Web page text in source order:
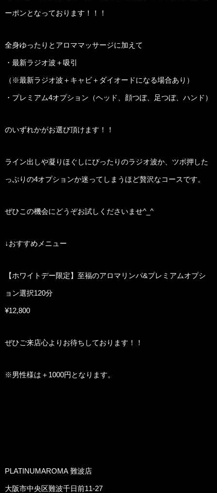
ーポンとなっております！！！
全身ゆったりとアロママッサージに加えて
・最新ラジオ波＋吸引
（※最新ラジオ波＋キャビ＋ダイオードになる場合あり）
・プレミアム4オプション（ヘッド、顔つぼ、足つぼ、ハンド）
のいずれかがお選び頂けます！！
ライン出しや凝りほぐしにぴったりのラジオ波か、ツボ押した
っぷりの4オプションか迷ってしまうほど贅沢なコースです。
ぜひこの機会にどうぞお試しくださいませ^_^
↓おすすめメニュー
【ホワイトデー限定】至福のアロマリンパ&プレミアムオプシ
ョン選択120分
¥12,800
ぜひご来店心よりお待ちしております！！
※男性様は＋1000円となります。
PLATINUMAROMA 難波店
大阪市中央区難波千日前11-27